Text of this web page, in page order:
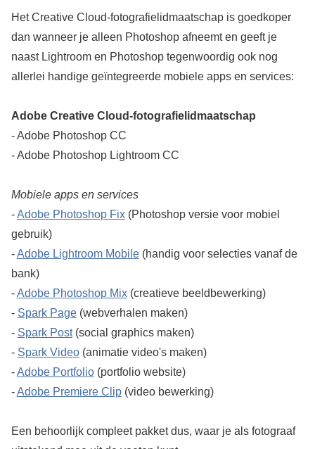
Het Creative Cloud-fotografielidmaatschap is goedkoper
dan wanneer je alleen Photoshop afneemt en geeft je
naast Lightroom en Photoshop tegenwoordig ook nog
allerlei handige geïntegreerde mobiele apps en services:
Adobe Creative Cloud-fotografielidmaatschap
- Adobe Photoshop CC
- Adobe Photoshop Lightroom CC
Mobiele apps en services
-Adobe Photoshop Fix(Photoshop versie voor mobiel
gebruik)
-Adobe Lightroom Mobile(handig voor selecties vanaf de
bank)
-Adobe Photoshop Mix(creatieve beeldbewerking)
- Spark Page(webverhalen maken)
- Spark Post(social graphics maken)
- Spark Video(animatie video's maken)
-Adobe Portfolio(portfolio website)
-Adobe Premiere Clip(video bewerking)
Een behoorlijk compleet pakket dus, waar je als fotograaf